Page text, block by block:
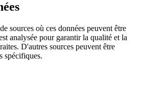
sources où ces données peuvent être
analysée pour garantir la qualité et la
D'autres sources peuvent être
spécifiques.